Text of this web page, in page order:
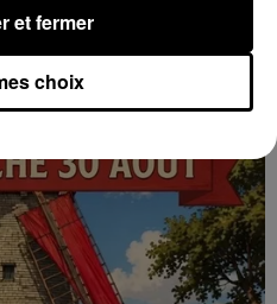
choix
et fermer